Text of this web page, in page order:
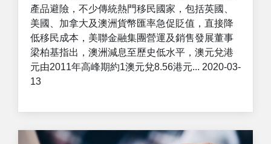
產品避險，不少傳統熱門移民國家，包括英國、
美國、加拿大及澳洲貨幣匯率急促貶值，直接降
低移民成本，美聯金融集團營運及銷售發展董事
梁柏基指出，澳洲減息至歷史低水平，澳元兌港
元由2011年高峰期約1澳元兌8.56港元... 2020-03-
13